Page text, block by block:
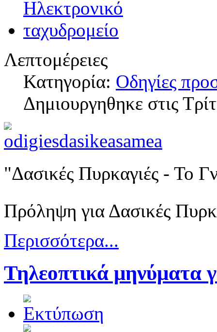
Λεπτομέρειες
Κατηγορία: Οδηγίες
Δημιουργηθηκε στις
"Δασικές Πυρκαγιές - Το
Πρόληψη για Δασικές
Περισσότερα...
Τηλεοπτικά μηνύματα